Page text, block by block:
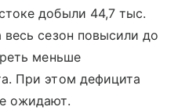
добыли 44,7 тыс.
сезон повысили до
меньше
При этом дефицита
ожидают.